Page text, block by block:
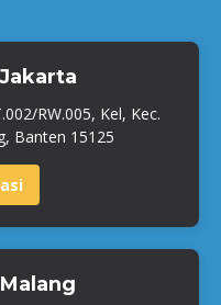
RW.005, Kel, Kec.
Banten 15125